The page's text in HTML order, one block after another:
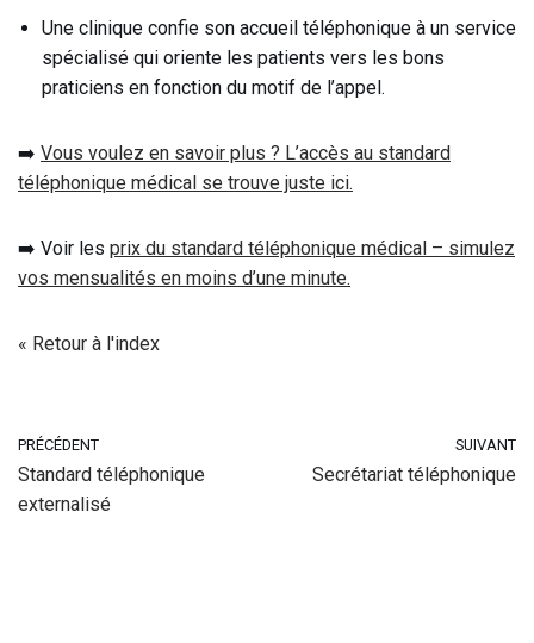
Une clinique confie son accueil téléphonique à un service
spécialisé qui oriente les patients vers les bons
praticiens en fonction du motif de l’appel.
➡️ Vous voulez en savoir plus ? L’accès au standard
téléphonique médical se trouve juste ici.
➡️ Voir les prix du standard téléphonique médical – simulez
vos mensualités en moins d’une minute.
« Retour à l'index
PRÉCÉDENT
Standard téléphonique
externalisé
SUIVANT
Secrétariat téléphonique